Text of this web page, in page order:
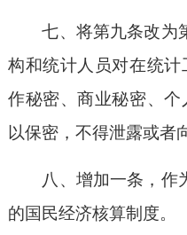
七、将第九条改为第
构和统计人员对在统
作秘密、商业秘密、
以保密，不得泄露或者
八、增加一条，作为
的国民经济核算制度。